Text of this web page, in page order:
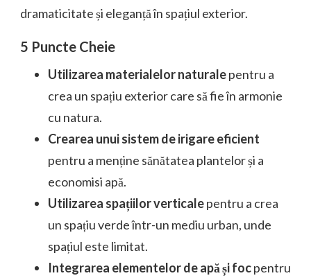
dramaticitate și eleganță în spațiul exterior.
5 Puncte Cheie
Utilizarea materialelor naturalepentru a
crea un spațiu exterior care să fie în armonie
cu natura.
Crearea unui sistem de irigare eficient
pentru a menține sănătatea plantelor și a
economisi apă.
Utilizarea spațiilor verticalepentru a crea
un spațiu verde într-un mediu urban, unde
spațiul este limitat.
Integrarea elementelor de apă și focpentru